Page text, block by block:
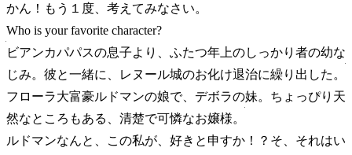
かん！もう１度、考えてみなさい。
Who is your favorite character?
ビアンカパパスの息子より、ふたつ年上のしっかり者の幼な
じみ。彼と一緒に、レヌール城のお化け退治に繰り出した。
フローラ大富豪ルドマンの娘で、デボラの妹。ちょっぴり天
然なところもある、清楚で可憐なお嬢様。
ルドマンなんと、この私が、好きと申すか！？そ、それはい